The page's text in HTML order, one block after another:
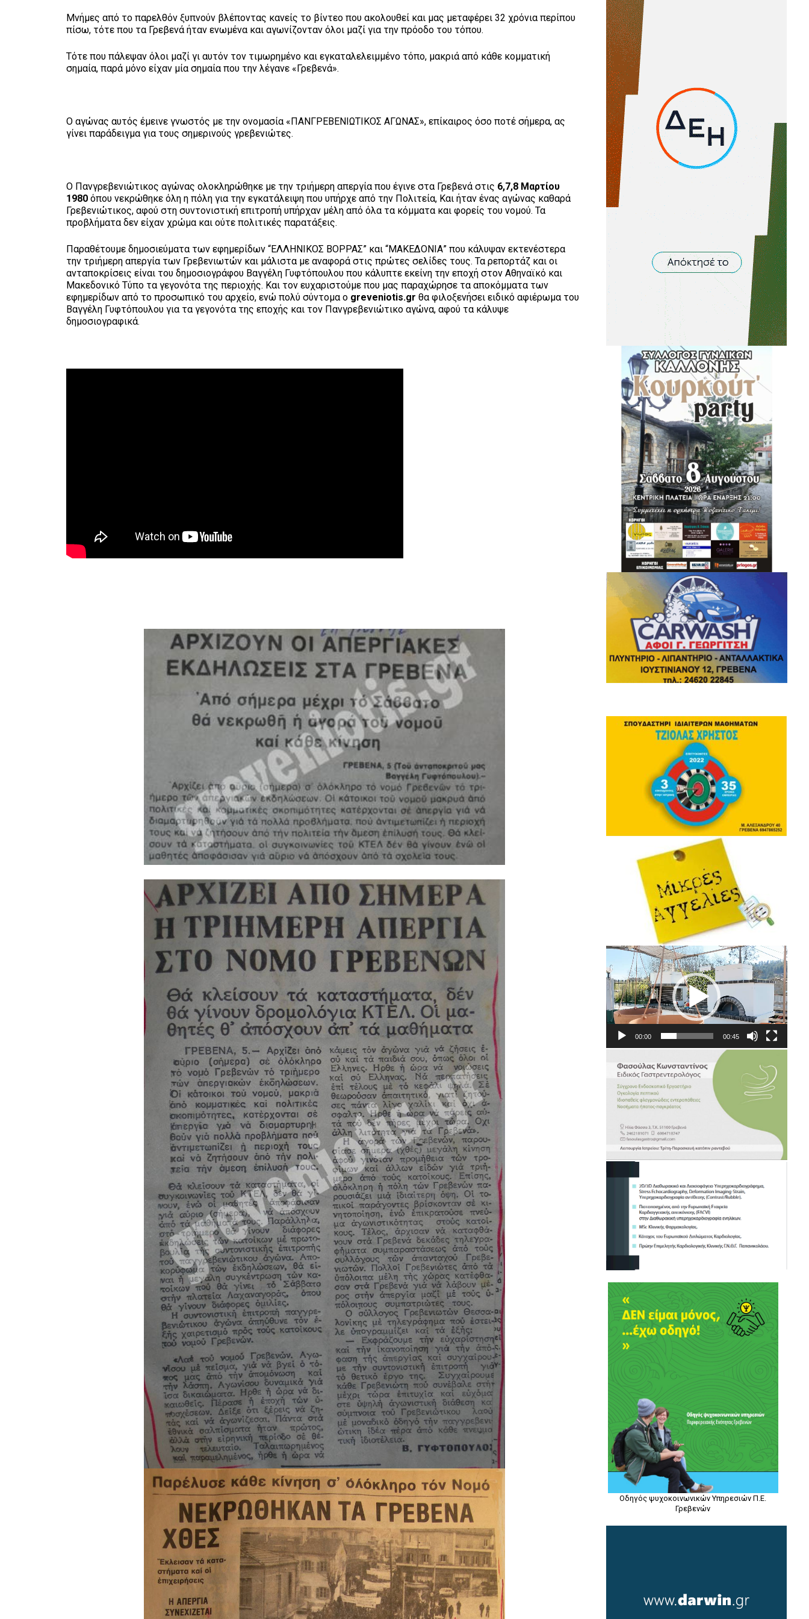
Μνήμες από το παρελθόν ξυπνούν βλέποντας κανείς το βίντεο που ακολουθεί και μας μεταφέρει 32 χρόνια περίπου
πίσω, τότε που τα Γρεβενά ήταν ενωμένα και αγωνίζονταν όλοι μαζί για την πρόοδο του τόπου.
Τότε που πάλεψαν όλοι μαζί γι αυτόν τον τιμωρημένο και εγκαταλελειμμένο τόπο, μακριά από κάθε κομματική
σημαία, παρά μόνο είχαν μία σημαία που την λέγανε «Γρεβενά».
Ο αγώνας αυτός έμεινε γνωστός με την ονομασία «ΠΑΝΓΡΕΒΕΝΙΩΤΙΚΟΣ ΑΓΩΝΑΣ», επίκαιρος όσο ποτέ σήμερα, ας
γίνει παράδειγμα για τους σημερινούς γρεβενιώτες.
Ο Πανγρεβενιώτικος αγώνας ολοκληρώθηκε με την τριήμερη απεργία που έγινε στα Γρεβενά στις 6,7,8 Μαρτίου
1980 όπου νεκρώθηκε όλη η πόλη για την εγκατάλειψη που υπήρχε από την Πολιτεία, Και ήταν ένας αγώνας καθαρά
Γρεβενιώτικος, αφού στη συντονιστική επιτροπή υπήρχαν μέλη από όλα τα κόμματα και φορείς του νομού. Τα
προβλήματα δεν είχαν χρώμα και ούτε πολιτικές παρατάξεις.
Παραθέτουμε δημοσιεύματα των εφημερίδων “ΕΛΛΗΝΙΚΟΣ ΒΟΡΡΑΣ” και “ΜΑΚΕΔΟΝΙΑ” που κάλυψαν εκτενέστερα
την τριήμερη απεργία των Γρεβενιωτών και μάλιστα με αναφορά στις πρώτες σελίδες τους. Τα ρεπορτάζ και οι
ανταποκρίσεις είναι του δημοσιογράφου Βαγγέλη Γυφτόπουλου που κάλυπτε εκείνη την εποχή στον Αθηναϊκό και
Μακεδονικό Τύπο τα γεγονότα της περιοχής. Και τον ευχαριστούμε που μας παραχώρησε τα αποκόμματα των
εφημερίδων από το προσωπικό του αρχείο, ενώ πολύ σύντομα ο greveniotis.gr θα φιλοξενήσει ειδικό αφιέρωμα του
Βαγγέλη Γυφτόπουλου για τα γεγονότα της εποχής και τον Πανγρεβενιώτικο αγώνα, αφού τα κάλυψε
δημοσιογραφικά.
Πρόγραμμα
Αναπαραγωγής
Βίντεο
00:00 00:45
Οδηγός ψυχοκοινωνικών Υπηρεσιών Π.Ε.
Γρεβενών